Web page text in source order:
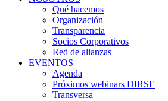
Qué hacemos
Organización
Transparencia
Socios Corporativos
Red de alianzas
EVENTOS
Agenda
Próximos webinars DIRSE
Transversa